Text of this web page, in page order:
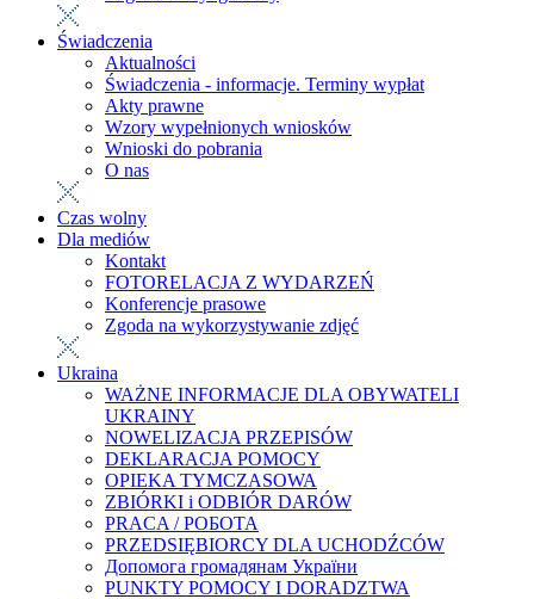
Świadczenia
Aktualności
Świadczenia - informacje. Terminy wypłat
Akty prawne
Wzory wypełnionych wniosków
Wnioski do pobrania
O nas
Czas wolny
Dla mediów
Kontakt
FOTORELACJA Z WYDARZEŃ
Konferencje prasowe
Zgoda na wykorzystywanie zdjęć
Ukraina
WAŻNE INFORMACJE DLA OBYWATELI
UKRAINY
NOWELIZACJA PRZEPISÓW
DEKLARACJA POMOCY
OPIEKA TYMCZASOWA
ZBIÓRKI i ODBIÓR DARÓW
PRACA / РОБОТА
PRZEDSIĘBIORCY DLA UCHODŹCÓW
Допомога громадянам України
PUNKTY POMOCY I DORADZTWA